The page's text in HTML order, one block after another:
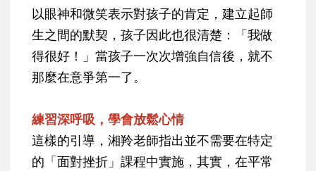
以眼神和微笑表示對孩子的肯定，建立起師
生之間的默契，孩子因此也很清楚：「我做
得很好！」當孩子一次次增強自信後，就不
那麼在意爭第一了。
練習深呼吸，學會放鬆心情
這樣的引導，湘羚老師指出並不需要在特定
的「面對挫折」課程中實施，其實，在平常